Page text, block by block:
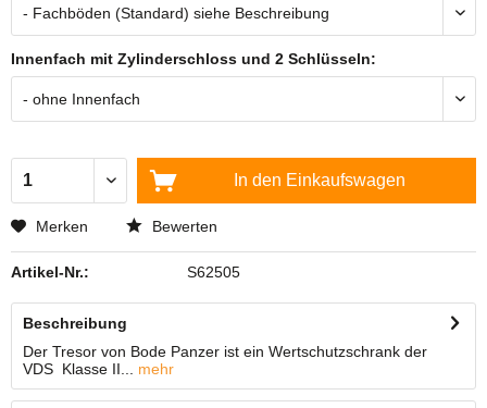
Innenfach mit Zylinderschloss und 2 Schlüsseln:
In den Einkaufswagen
Merken Bewerten
Artikel-Nr.: S62505
Beschreibung
Der Tresor von Bode Panzer ist ein Wertschutzschrank der
VDS Klasse II...
mehr